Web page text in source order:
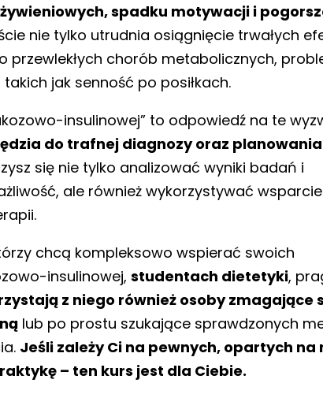
spadku motywacji i
nie tylko utrudnia osiągnięcie trwałych
przewlekłych chorób metabolicznych,
jak senność po posiłkach.
insulinowej” to odpowiedź na te
do trafnej diagnozy oraz planowania
się nie tylko analizować wyniki badań i
ale również wykorzystywać wsparcie
chcą kompleksowo wspierać swoich
insulinowej, studentach dietetyki,
z niego również osoby zmagające
lub po prostu szukające sprawdzonych
Jeśli zależy Ci na pewnych, opartych na
– ten kurs jest dla Ciebie.